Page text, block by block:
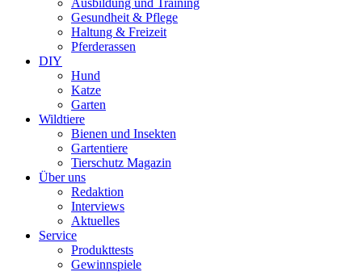
Ausbildung und Training
Gesundheit & Pflege
Haltung & Freizeit
Pferderassen
DIY
Hund
Katze
Garten
Wildtiere
Bienen und Insekten
Gartentiere
Tierschutz Magazin
Über uns
Redaktion
Interviews
Aktuelles
Service
Produkttests
Gewinnspiele